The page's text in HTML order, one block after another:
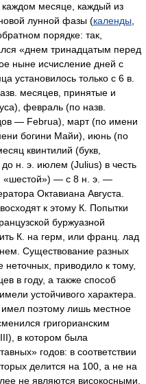
каждом месяце, каждый из
лунной фазы (календы
порядке: так,
«днем тринадцатым перед
ныне исчисление дней с
установилось только с 6 в.
месяцев, принятые и
февраль (по назв.
— Februa), март (по имени
богини Майи), июнь (по
квинтилий (букв,
н. э. июлем (Julius) в честь
«шестой») — с 8 н. э. —
Октавиана Августа.
к этому К. Попытки
буржуазной
К. на герм, или франц. лад
Существование разных
приводило к тому,
в году, а также способ
устойчивого характера.
поэтому лишь местное
григорианским
в котором была
годов: в соответствии
делится на 100, а не на
не являются високосными.